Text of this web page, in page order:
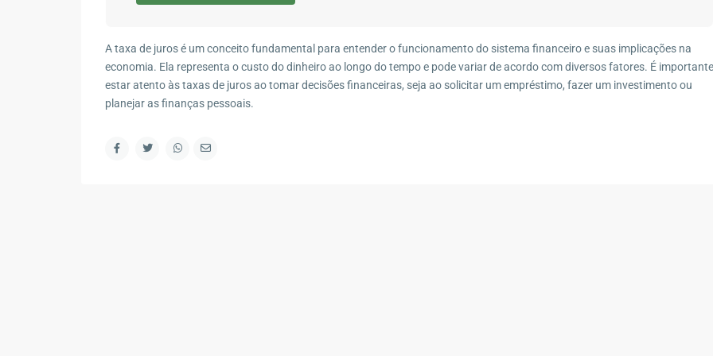
A taxa de juros é um conceito fundamental para entender o funcionamento do sistema financeiro e suas implicações na
economia. Ela representa o custo do dinheiro ao longo do tempo e pode variar de acordo com diversos fatores. É importante
estar atento às taxas de juros ao tomar decisões financeiras, seja ao solicitar um empréstimo, fazer um investimento ou
planejar as finanças pessoais.
Contato
(21) 98578-2335
(21) 98578-2335
contato@wagnermottaimoveis.com.br
Casa de Vila (1)
Casa Duplex (10)